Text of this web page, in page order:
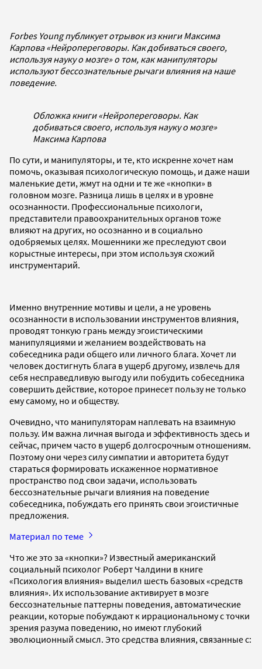
Forbes Young публикует отрывок из книги Максима
Карпова «Нейропереговоры. Как добиваться своего,
используя науку о мозге» о том, как манипуляторы
используют бессознательные рычаги влияния на наше
поведение.
Обложка книги «Нейропереговоры. Как
добиваться своего, используя науку о мозге»
Максима Карпова
По сути, и манипуляторы, и те, кто искренне хочет нам
помочь, оказывая психологическую помощь, и даже наши
маленькие дети, жмут на одни и те же «кнопки» в
головном мозге. Разница лишь в целях и в уровне
осознанности. Профессиональные психологи,
представители правоохранительных органов тоже
влияют на других, но осознанно и в социально
одобряемых целях. Мошенники же преследуют свои
корыстные интересы, при этом используя схожий
инструментарий.
Именно внутренние мотивы и цели, а не уровень
осознанности в использовании инструментов влияния,
проводят тонкую грань между эгоистическими
манипуляциями и желанием воздействовать на
собеседника ради общего или личного блага. Хочет ли
человек достигнуть блага в ущерб другому, извлечь для
себя несправедливую выгоду или побудить собеседника
совершить действие, которое принесет пользу не только
ему самому, но и обществу.
Очевидно, что манипуляторам наплевать на взаимную
пользу. Им важна личная выгода и эффективность здесь и
сейчас, причем часто в ущерб долгосрочным отношениям.
Поэтому они через силу симпатии и авторитета будут
стараться формировать искаженное нормативное
пространство под свои задачи, использовать
бессознательные рычаги влияния на поведение
собеседника, побуждать его принять свои эгоистичные
предложения.
Материал по теме
Что же это за «кнопки»? Известный американский
социальный психолог Роберт Чалдини в книге
«Психология влияния» выделил шесть базовых «средств
влияния». Их использование активирует в мозге
бессознательные паттерны поведения, автоматические
реакции, которые побуждают к иррациональному с точки
зрения разума поведению, но имеют глубокий
эволюционный смысл. Это средства влияния, связанные с: